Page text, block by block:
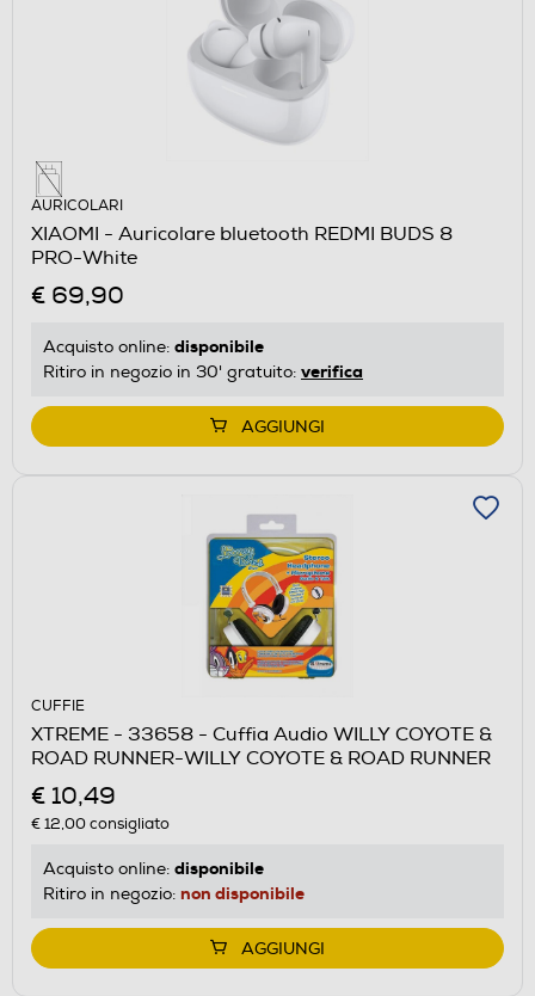
AURICOLARI
XIAOMI - Auricolare bluetooth REDMI BUDS 8
PRO-White
€ 69,90
Acquisto online: disponibile
Ritiro in negozio in 30' gratuito: verifica
AGGIUNGI
CUFFIE
XTREME - 33658 - Cuffia Audio WILLY COYOTE &
ROAD RUNNER-WILLY COYOTE & ROAD RUNNER
€ 10,49
€ 12,00consigliato
Acquisto online: disponibile
Ritiro in negozio: non disponibile
AGGIUNGI